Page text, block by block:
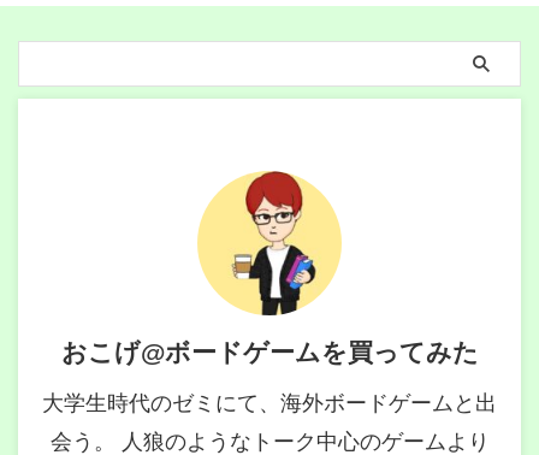
おこげ@ボードゲームを買ってみた
大学生時代のゼミにて、海外ボードゲームと出
会う。 人狼のようなトーク中心のゲームより